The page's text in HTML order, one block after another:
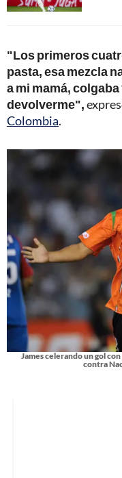
"Los primeros
pasta, esa mezcla
a mi mamá,
devolverme",
Colombia.
James celerando un gol
contra